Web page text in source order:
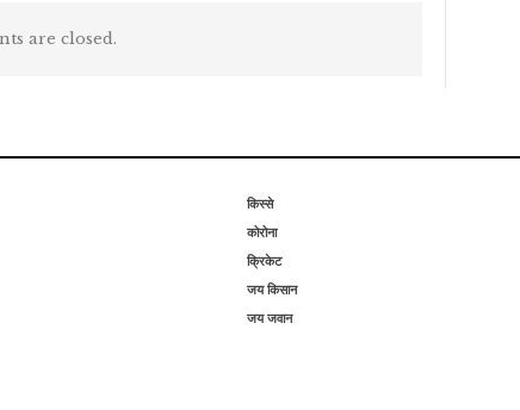
are closed.
किस्से
कोरोना
क्रिकेट
जय किसान
जय जवान